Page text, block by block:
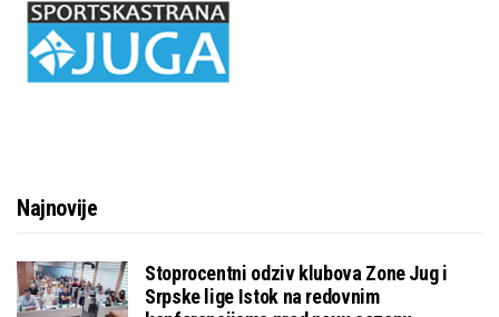
Najnovije
Stoprocentni odziv klubova Zone Jug i
Srpske lige Istok na redovnim